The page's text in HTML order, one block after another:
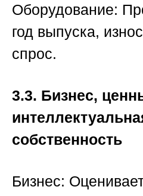
Оборудование:
год выпуска,
спрос.
3.3. Бизнес,
собственность
Бизнес: